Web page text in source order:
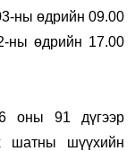
ны өдрийн 09.00
ны өдрийн 17.00
оны 91 дүгээр
шатны шүүхийн